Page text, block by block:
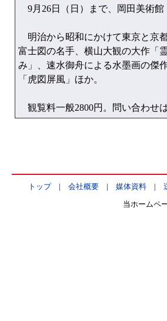
9月26日（日）まで、岡田美術
明治から昭和にかけて東京と京
富士図の名手、横山大観の大作「
み」、速水御舟による水墨画の傑
「虎図屏風」ほか。
観覧料一般2800円。問い合わせは
トップ| 会社概要| 媒体資料|
当ホームペ